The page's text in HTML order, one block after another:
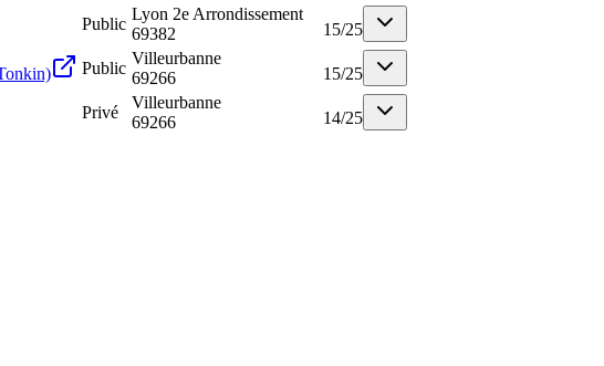
Public
Lyon 2e Arrondissement
69382
15/25
Public
Villeurbanne
69266
15/25
Privé
Villeurbanne
69266
14/25